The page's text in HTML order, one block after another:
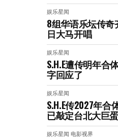
娱乐星闻
8组华语乐坛传奇
日大马开唱
娱乐星闻
S.H.E遭传明年合
字回应了
娱乐星闻
S.H.E传2027年合
已敲定台北大巨
娱乐星闻 电影视界